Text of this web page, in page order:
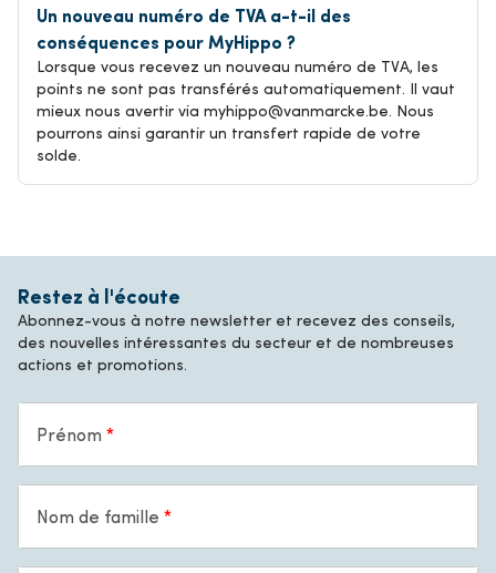
Un nouveau numéro de TVA a-t-il des
conséquences pour MyHippo ?
Lorsque vous recevez un nouveau numéro de TVA, les
points ne sont pas transférés automatiquement. Il vaut
mieux nous avertir via myhippo@vanmarcke.be. Nous
pourrons ainsi garantir un transfert rapide de votre
solde.
Restez à l'écoute
Abonnez-vous à notre newsletter et recevez des conseils,
des nouvelles intéressantes du secteur et de nombreuses
actions et promotions.
Prénom
Nom de famille